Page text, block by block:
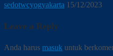
sedotwcyogyakarta 15/12/2023
Leave a Reply
Anda harus masuk untuk